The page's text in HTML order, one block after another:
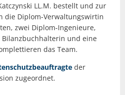
LL.M. bestellt und zur
die Diplom-Verwaltungswirtin
zwei Diplom-Ingenieure,
und eine
das Team.
der
zugeordnet.